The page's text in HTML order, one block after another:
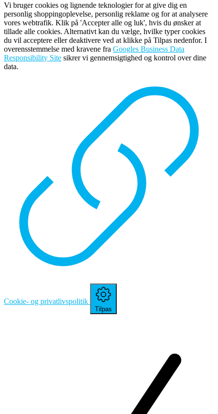
Vi bruger cookies og lignende teknologier for at give dig en
personlig shoppingoplevelse, personlig reklame og for at analysere
vores webtrafik. Klik på 'Accepter alle og luk', hvis du ønsker at
tillade alle cookies. Alternativt kan du vælge, hvilke typer cookies
du vil acceptere eller deaktivere ved at klikke på Tilpas nedenfor. I
overensstemmelse med kravene fra Googles Business Data
Responsibility Site sikrer vi gennemsigtighed og kontrol over dine
data.
Cookie- og privatlivspolitik
Tilpas